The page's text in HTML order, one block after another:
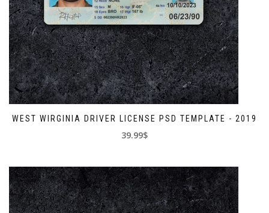
WEST WIRGINIA DRIVER LICENSE PSD TEMPLATE - 2019
39.99$